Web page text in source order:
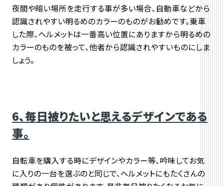
夜間や暗い場所を走行する事が多い場合、自動車などから
認識されやすい明るめのカラーのものがお勧めです。乗車
した際、ヘルメットは一番高い位置にありますから明るめの
カラーのものを被って、他者から認識されやすいものにしま
しょう。
6、毎日被りたいと思えるデザインである
事。
自転車を購入する時にデザインやカラー等、吟味してお気
に入りの一台を選ぶのと同じで、ヘルメットにもたくさんの